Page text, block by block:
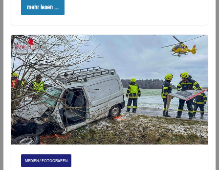
mehr lesen ...
MEDIEN / FOTOGRAFEN